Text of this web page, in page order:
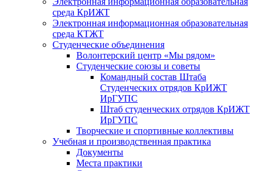
среда КрИЖТ
Электронная информационная образовательная
среда КТЖТ
Студенческие объединения
Волонтерский центр «Мы рядом»
Студенческие союзы и советы
Командный состав Штаба
Студенческих отрядов КрИЖТ
ИрГУПС
Штаб студенческих отрядов КрИЖТ
ИрГУПС
Творческие и спортивные коллективы
Учебная и производственная практика
Документы
Места практики